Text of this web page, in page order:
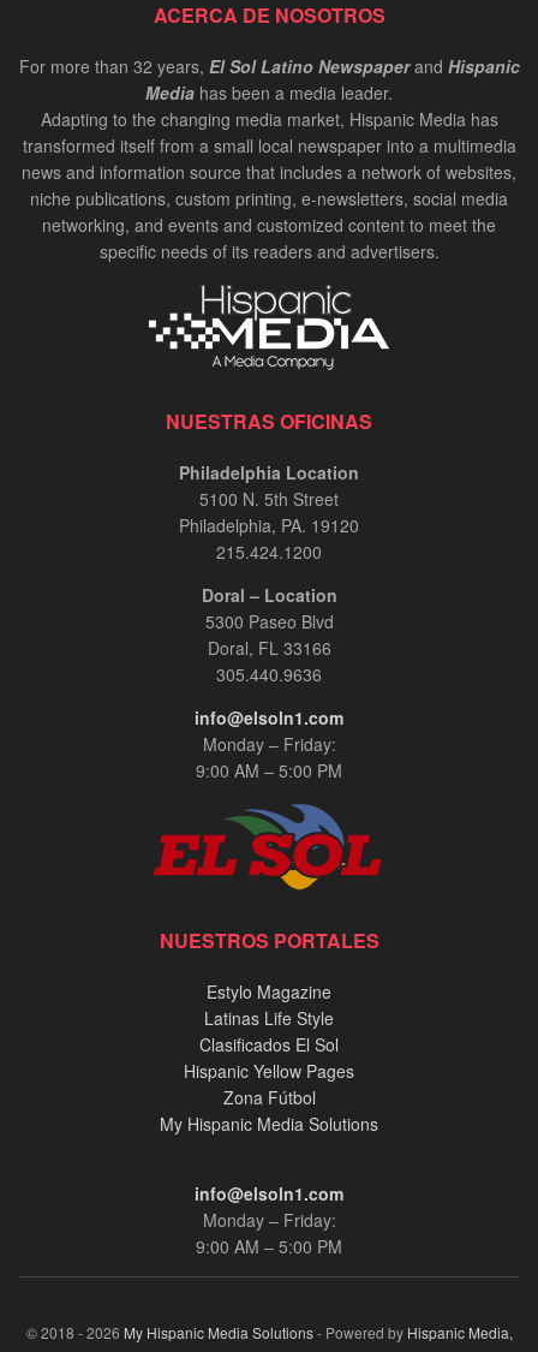
ACERCA DE NOSOTROS
For more than 32 years, El Sol Latino Newspaperand Hispanic
Media has been a media leader.
Adapting to the changing media market, Hispanic Media has
transformed itself from a small local newspaper into a multimedia
news and information source that includes a network of websites,
niche publications, custom printing, e-newsletters, social media
networking, and events and customized content to meet the
specific needs of its readers and advertisers.
NUESTRAS OFICINAS
Philadelphia Location
5100 N. 5th Street
Philadelphia, PA. 19120
215.424.1200
Doral – Location
5300 Paseo Blvd
Doral, FL 33166
305.440.9636
info@elsoln1.com
Monday – Friday:
9:00 AM – 5:00 PM
NUESTROS PORTALES
Estylo Magazine
Latinas Life Style
Clasificados El Sol
Hispanic Yellow Pages
Zona Fútbol
My Hispanic Media Solutions
info@elsoln1.com
Monday – Friday:
9:00 AM – 5:00 PM
© 2018 - 2026 My Hispanic Media Solutions- Powered by Hispanic Media,